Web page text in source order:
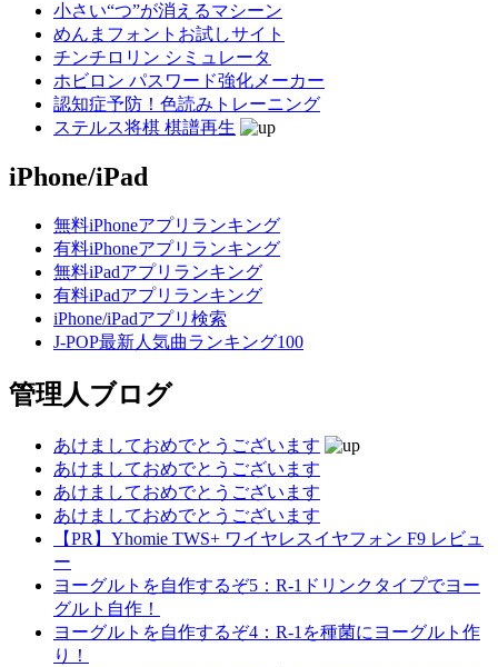
小さい“つ”が消えるマシーン
めんまフォントお試しサイト
チンチロリン シミュレータ
ホビロン パスワード強化メーカー
認知症予防！色読みトレーニング
ステルス将棋 棋譜再生
iPhone/iPad
無料iPhoneアプリランキング
有料iPhoneアプリランキング
無料iPadアプリランキング
有料iPadアプリランキング
iPhone/iPadアプリ検索
J-POP最新人気曲ランキング100
管理人ブログ
あけましておめでとうございます
あけましておめでとうございます
あけましておめでとうございます
あけましておめでとうございます
【PR】Yhomie TWS+ ワイヤレスイヤフォン F9 レビュ
ー
ヨーグルトを自作するぞ5：R-1ドリンクタイプでヨー
グルト自作！
ヨーグルトを自作するぞ4：R-1を種菌にヨーグルト作
り！